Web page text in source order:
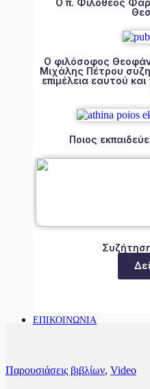
Ο φιλόσοφος
Μιχάλης Πέτρου
επιμέλεια εαυτού
Ποιος
ΕΠΙΚΟΙΝΩΝΙΑ
Παρουσιάσεις βιβλίων, Video